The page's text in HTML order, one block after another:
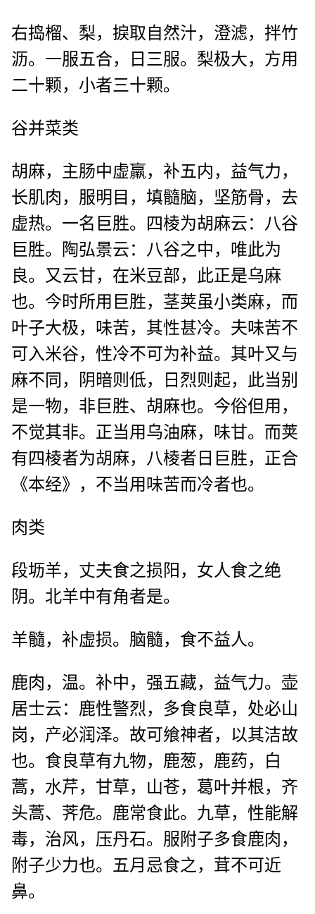
右捣榴、梨，捩取自然汁，澄滤，拌竹
沥。一服五合，日三服。梨极大，方用
二十颗，小者三十颗。
谷并菜类
胡麻，主肠中虚羸，补五内，益气力，
长肌肉，服明目，填髓脑，坚筋骨，去
虚热。一名巨胜。四棱为胡麻云：八谷
巨胜。陶弘景云：八谷之中，唯此为
良。又云甘，在米豆部，此正是乌麻
也。今时所用巨胜，茎荚虽小类麻，而
叶子大极，味苦，其性甚冷。夫味苦不
可入米谷，性冷不可为补益。其叶又与
麻不同，阴暗则低，日烈则起，此当别
是一物，非巨胜、胡麻也。今俗但用，
不觉其非。正当用乌油麻，味甘。而荚
有四棱者为胡麻，八棱者日巨胜，正合
《本经》，不当用味苦而冷者也。
肉类
段坜羊，丈夫食之损阳，女人食之绝
阴。北羊中有角者是。
羊髓，补虚损。脑髓，食不益人。
鹿肉，温。补中，强五藏，益气力。壶
居士云：鹿性警烈，多食良草，处必山
岗，产必润泽。故可飨神者，以其洁故
也。食良草有九物，鹿葱，鹿药，白
蒿，水芹，甘草，山苍，葛叶并根，齐
头蒿、荠危。鹿常食此。九草，性能解
毒，治风，压丹石。服附子多食鹿肉，
附子少力也。五月忌食之，茸不可近
鼻。